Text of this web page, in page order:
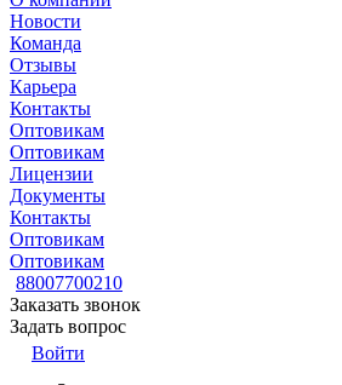
Новости
Команда
Отзывы
Карьера
Контакты
Оптовикам
Оптовикам
Лицензии
Документы
Контакты
Оптовикам
Оптовикам
88007700210
Заказать звонок
Задать вопрос
Войти